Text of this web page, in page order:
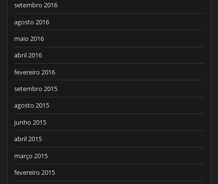
setembro 2016
agosto 2016
maio 2016
abril 2016
fevereiro 2016
setembro 2015
agosto 2015
junho 2015
abril 2015
março 2015
fevereiro 2015